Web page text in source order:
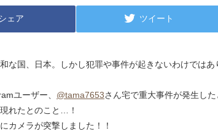
ェア ツイート
な国、日本。しかし犯罪や事件が起きないわけではあ
ユーザー、 @tama7653さん宅で重大事件が発生し
れたとのこと…！
カメラが突撃しました！！